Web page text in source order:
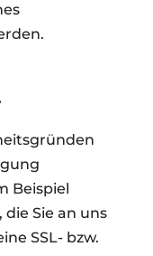
Beispiel
Sie an uns
SSL- bzw.